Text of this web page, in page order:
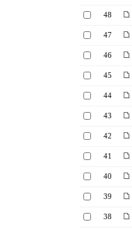
48
47
46
45
44
43
42
41
40
39
38